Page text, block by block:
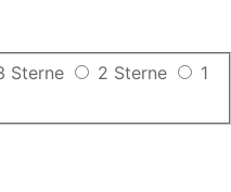
Sterne 2 Sterne
1